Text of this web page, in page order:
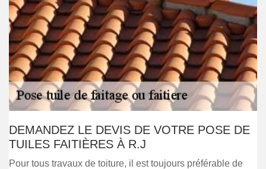
DEMANDEZ LE DEVIS DE VOTRE POSE DE
TUILES FAITIÈRES À R.J
Pour tous travaux de toiture, il est toujours préférable de